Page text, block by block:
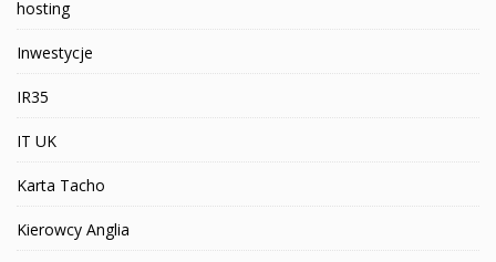
hosting
Inwestycje
IR35
IT UK
Karta Tacho
Kierowcy Anglia